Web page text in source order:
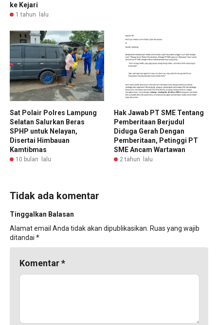
ke Kejari
1 tahun lalu
Sat Polair Polres Lampung
Selatan Salurkan Beras
SPHP untuk Nelayan,
Disertai Himbauan
Kamtibmas
10 bulan lalu
Hak Jawab PT SME Tentang
Pemberitaan Berjudul
Diduga Gerah Dengan
Pemberitaan, Petinggi PT
SME Ancam Wartawan
2 tahun lalu
Tidak ada komentar
Tinggalkan Balasan
Alamat email Anda tidak akan dipublikasikan. Ruas yang wajib
ditandai *
Komentar*